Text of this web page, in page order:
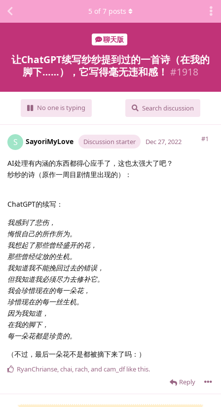
聊天版
让ChatGPT续写纱纱提到过的一首诗（在我的
脚下……），它写得毫无违和感！ #1918
No one is typing Search discussion
5 of 7 posts
S SayoriMyLove Discussion starter #1
Dec 27, 2022
AI处理有内涵的东西都得心应手了，这也太强大了吧？
纱纱的诗（原作一周目剧情里出现的）：
ChatGPT的续写：
我感到了悲伤，
悔恨自己的所作所为。
我想起了那些曾经盛开的花，
那些曾经绽放的生机。
我知道我不能挽回过去的错误，
但我知道我必须尽力去修补它。
我会珍惜现在的每一朵花，
珍惜现在的每一丝生机。
因为我知道，
在我的脚下，
每一朵花都是珍贵的。
（不过，最后一朵花不是都被摘下来了吗：）
Reply
RyanChrianse,chai, rach, and cam_dflike this.